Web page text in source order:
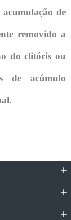
de
removido a
do clitóris ou
de acúmulo